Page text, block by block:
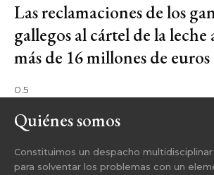
Las reclamaciones de los
gallegos al cártel de la leche
más de 16 millones de euros
Quiénes somos
Constituimos un despacho
para solventar los problemas con un